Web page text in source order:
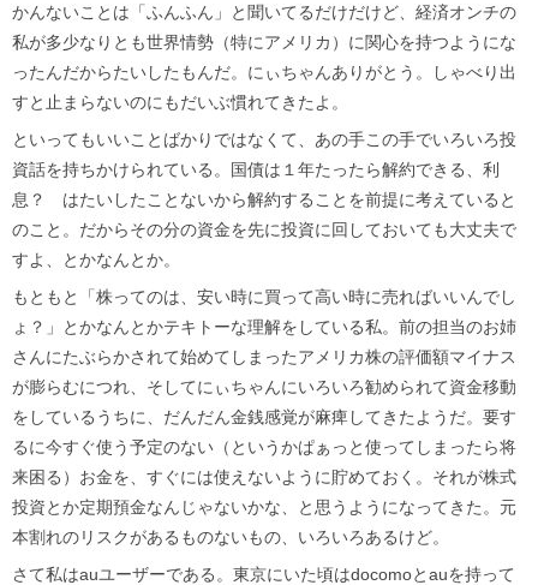
かんないことは「ふんふん」と聞いてるだけだけど、経済オンチの
私が多少なりとも世界情勢（特にアメリカ）に関心を持つようにな
ったんだからたいしたもんだ。にぃちゃんありがとう。しゃべり出
すと止まらないのにもだいぶ慣れてきたよ。
といってもいいことばかりではなくて、あの手この手でいろいろ投
資話を持ちかけられている。国債は１年たったら解約できる、利
息？ はたいしたことないから解約することを前提に考えていると
のこと。だからその分の資金を先に投資に回しておいても大丈夫で
すよ、とかなんとか。
もともと「株ってのは、安い時に買って高い時に売ればいいんでし
ょ？」とかなんとかテキトーな理解をしている私。前の担当のお姉
さんにたぶらかされて始めてしまったアメリカ株の評価額マイナス
が膨らむにつれ、そしてにぃちゃんにいろいろ勧められて資金移動
をしているうちに、だんだん金銭感覚が麻痺してきたようだ。要す
るに今すぐ使う予定のない（というかぱぁっと使ってしまったら将
来困る）お金を、すぐには使えないように貯めておく。それが株式
投資とか定期預金なんじゃないかな、と思うようになってきた。元
本割れのリスクがあるものないもの、いろいろあるけど。
さて私はauユーザーである。東京にいた頃はdocomoとauを持って